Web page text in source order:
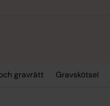
gravrätt Gravskötsel